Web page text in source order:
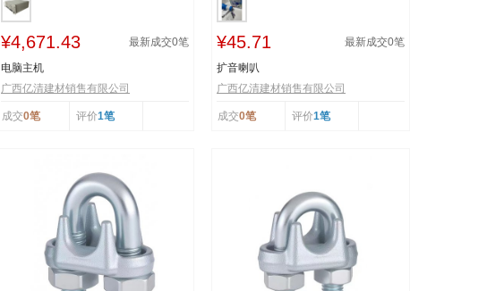
¥4,671.43 最新成交0笔
电脑主机
广西亿清建材销售有限公司
成交0笔 评价1笔
¥45.71 最新成交0笔
扩音喇叭
广西亿清建材销售有限公司
成交0笔 评价1笔